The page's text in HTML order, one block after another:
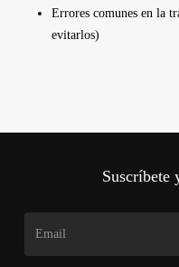
Errores comunes en la
evitarlos)
Suscríbete